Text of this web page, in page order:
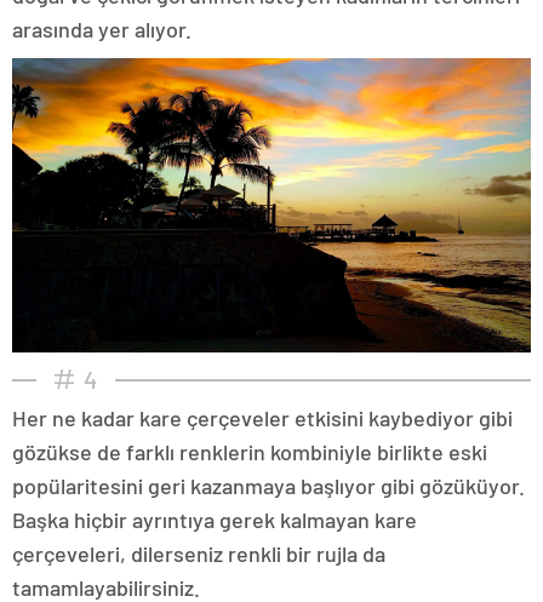
arasında yer alıyor.
4
Her ne kadar kare çerçeveler etkisini kaybediyor gibi
gözükse de farklı renklerin kombiniyle birlikte eski
popülaritesini geri kazanmaya başlıyor gibi gözüküyor.
Başka hiçbir ayrıntıya gerek kalmayan kare
çerçeveleri, dilerseniz renkli bir rujla da
tamamlayabilirsiniz.